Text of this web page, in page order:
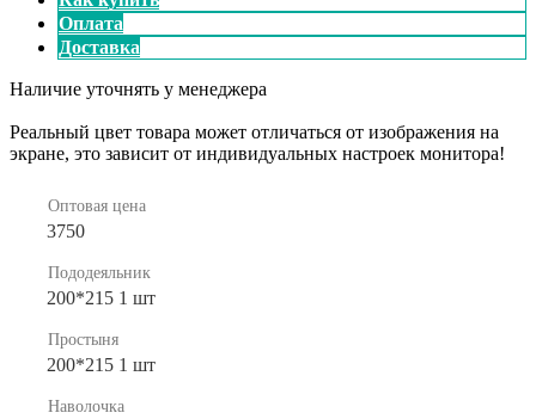
Оплата
Доставка
Наличие уточнять у менеджера
Реальный цвет товара может отличаться от изображения на
экране, это зависит от индивидуальных настроек монитора!
Оптовая цена
3750
Пододеяльник
200*215 1 шт
Простыня
200*215 1 шт
Наволочка